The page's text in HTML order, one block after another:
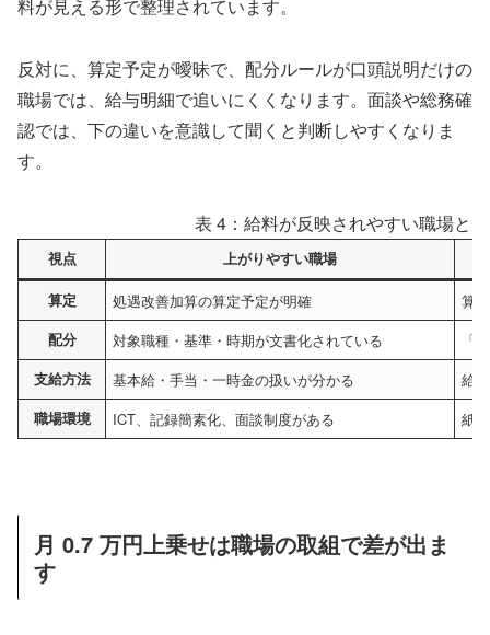
料が見える形で整理されています。
反対に、算定予定が曖昧で、配分ルールが口頭説明だけの
職場では、給与明細で追いにくくなります。面談や総務確
認では、下の違いを意識して聞くと判断しやすくなりま
す。
表 4：給料が反映されやすい職場と
視点 上がりやすい職場
算定 処遇改善加算の算定予定が明確 算
配分 対象職種・基準・時期が文書化されている 「
支給方法 基本給・手当・一時金の扱いが分かる 給
職場環境 ICT、記録簡素化、面談制度がある 紙
月 0.7 万円上乗せは職場の取組で差が出ま
す